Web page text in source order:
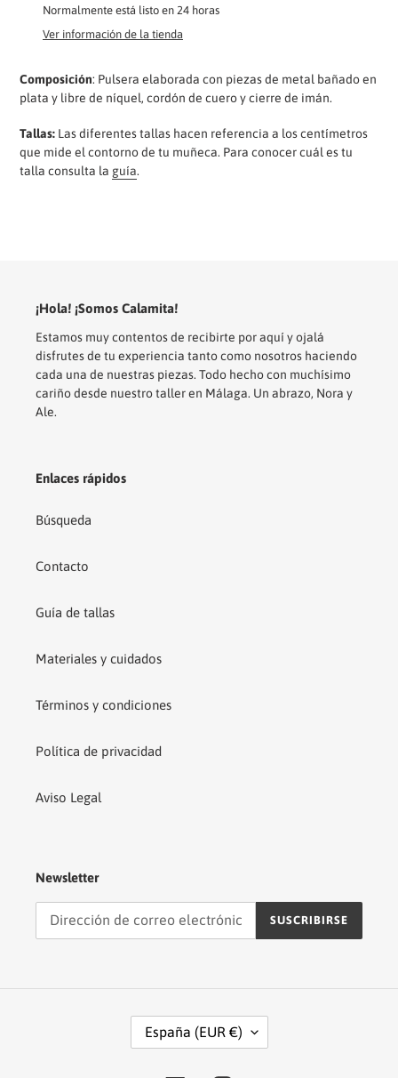
producto
carrito
Normalmente está listo en 24 horas
Ver información de la tienda
Composición: Pulsera elaborada con piezas de metal bañado en
plata y libre de níquel, cordón de cuero y cierre de imán.
Tallas: Las diferentes tallas hacen referencia a los centímetros
que mide el contorno de tu muñeca. Para conocer cuál es tu
talla consulta la guía.
¡Hola! ¡Somos Calamita!
Estamos muy contentos de recibirte por aquí y ojalá
disfrutes de tu experiencia tanto como nosotros haciendo
cada una de nuestras piezas. Todo hecho con muchísimo
cariño desde nuestro taller en Málaga. Un abrazo, Nora y
Ale.
Enlaces rápidos
Búsqueda
Contacto
Guía de tallas
Materiales y cuidados
Términos y condiciones
Política de privacidad
Aviso Legal
Newsletter
SUSCRIBIRSE
España (EUR €)